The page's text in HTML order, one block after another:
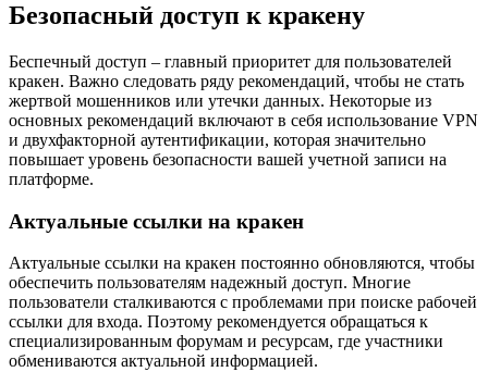
Безопасный доступ к кракену
Беспечный доступ – главный приоритет для пользователей
кракен. Важно следовать ряду рекомендаций, чтобы не стать
жертвой мошенников или утечки данных. Некоторые из
основных рекомендаций включают в себя использование VPN
и двухфакторной аутентификации, которая значительно
повышает уровень безопасности вашей учетной записи на
платформе.
Актуальные ссылки на кракен
Актуальные ссылки на кракен постоянно обновляются, чтобы
обеспечить пользователям надежный доступ. Многие
пользователи сталкиваются с проблемами при поиске рабочей
ссылки для входа. Поэтому рекомендуется обращаться к
специализированным форумам и ресурсам, где участники
обмениваются актуальной информацией.